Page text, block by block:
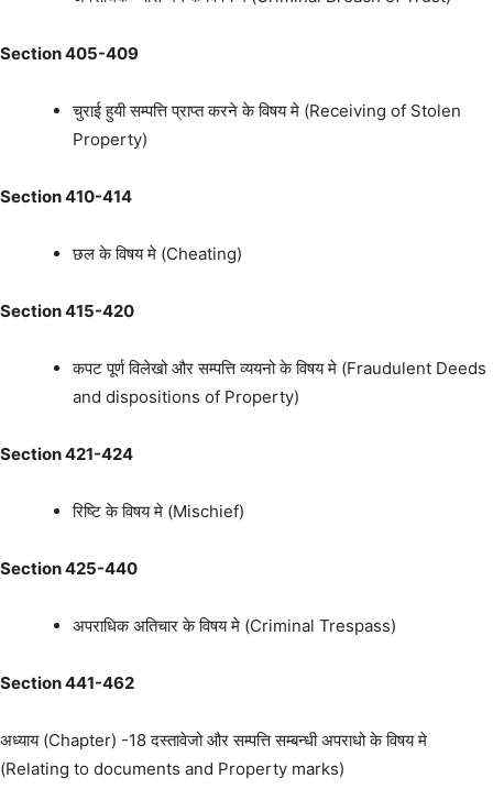
Section 405-409
चुराई हुयी सम्पत्ति प्राप्त करने के विषय मे (Receiving of Stolen
Property)
Section 410-414
छल के विषय मे (Cheating)
Section 415-420
कपट पूर्ण विलेखो और सम्पत्ति व्ययनो के विषय मे (Fraudulent Deeds
and dispositions of Property)
Section 421-424
रिष्टि के विषय मे (Mischief)
Section 425-440
अपराधिक अतिचार के विषय मे (Criminal Trespass)
Section 441-462
अध्याय (Chapter) -18 दस्तावेजो और सम्पत्ति सम्बन्धी अपराधो के विषय मे
(Relating to documents and Property marks)